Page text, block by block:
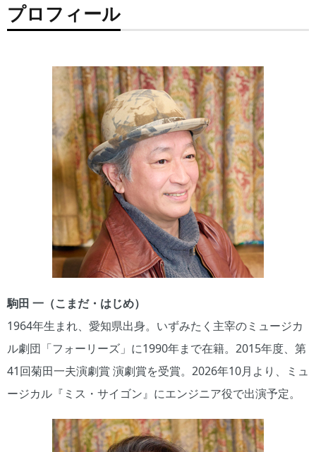
プロフィール
駒田 一（こまだ・はじめ）
1964年生まれ、愛知県出身。いずみたく主宰のミュージカ
ル劇団「フォーリーズ」に1990年まで在籍。2015年度、第
41回菊田一夫演劇賞 演劇賞を受賞。2026年10月より、ミュ
ージカル『ミス・サイゴン』にエンジニア役で出演予定。